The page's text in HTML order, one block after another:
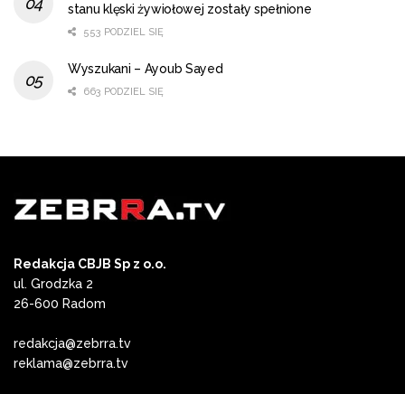
stanu klęski żywiołowej zostały spełnione
553 PODZIEL SIĘ
Wyszukani – Ayoub Sayed
663 PODZIEL SIĘ
Redakcja CBJB Sp z o.o.
ul. Grodzka 2
26-600 Radom
redakcja@zebrra.tv
reklama@zebrra.tv